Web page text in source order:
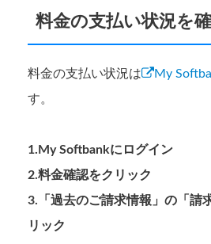
料金の支払い状況を
料金の支払い状況は My
す。
1.My Softbankにログイン
2.料金確認をクリック
3.「過去のご請求情報」の「請
リック